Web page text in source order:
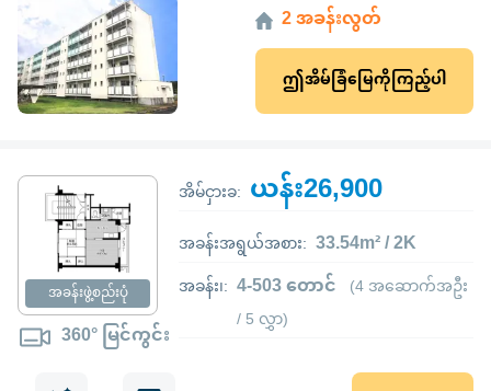
2 အခန်းလွတ်
ဤအိမ်ခြံမြေကိုကြည့်ပါ
အခန်းဖွဲ့စည်းပုံ
360° မြင်ကွင်း
အိမ်ငှားခ: ယန်း26,900
အခန်းအရွယ်အစား: 33.54m² / 2K
အခန်း၊: 4-503 တောင် (4 အဆောက်အဦး
/ 5 လွှာ)